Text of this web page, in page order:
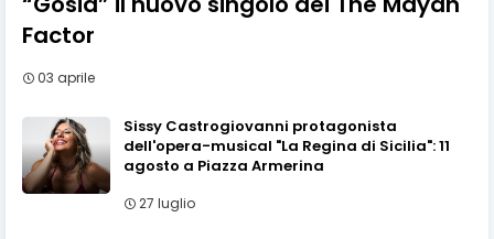
Factor
03 aprile
Sissy Castrogiovanni protagonista
dell'opera-musical "La Regina di Sicilia": 11
agosto a Piazza Armerina
27 luglio